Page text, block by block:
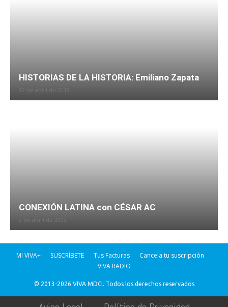
HISTORIAS DE LA HISTORIA: Emiliano Zapata
12 de abril de 2019
CONEXIÓN LATINA con CÉSAR AC
MI VIVA+ SUSCRÍBETE Tus Facturas
Cancela tu suscripción
VIVA RADIO
© 2013-2026 VIVA MDCI. Todos los derechos reservados